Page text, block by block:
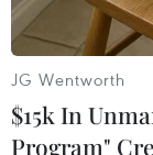
TIN LIÊN
JG Wentworth
$15k In
Program"